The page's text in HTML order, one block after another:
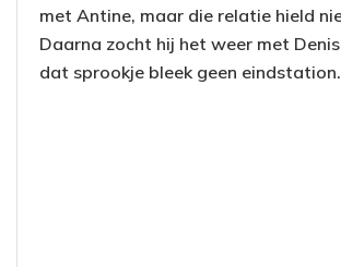
met Antine, maar die relatie hield
Daarna zocht hij het weer met
dat sprookje bleek geen eindstation.